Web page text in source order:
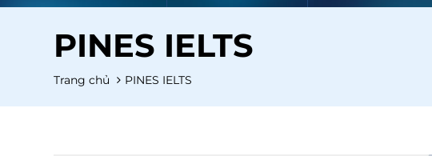
PINES IELTS
Trang chủ PINES IELTS